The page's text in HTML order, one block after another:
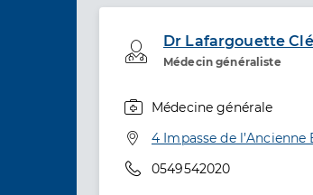
Dr Lafargouette
Médecin généraliste
Professionel
Médecine générale
Adresse
4 Impasse de
Téléphone
0549542020